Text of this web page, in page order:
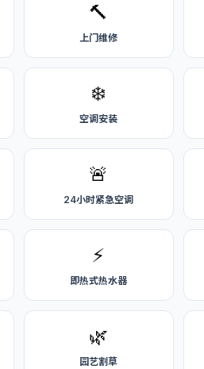
🔨
上门维修
❄️
空调安装
🚨
24小时紧急空调
⚡
即热式热水器
🌿
园艺割草